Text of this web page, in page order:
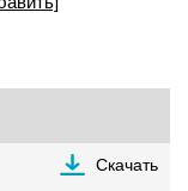
Скачать